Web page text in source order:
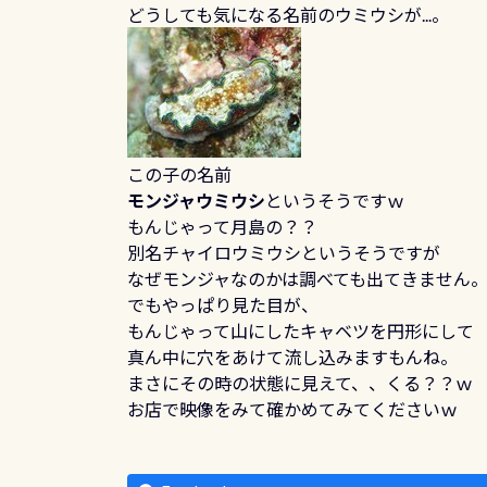
どうしても気になる名前のウミウシが...。
この子の名前
モンジャウミウシ というそうですｗ
もんじゃって月島の？？
別名チャイロウミウシというそうですが
なぜモンジャなのかは調べても出てきません
でもやっぱり見た目が、
もんじゃって山にしたキャベツを円形にして
真ん中に穴をあけて流し込みますもんね。
まさにその時の状態に見えて、、くる？？ｗ
お店で映像をみて確かめてみてくださいｗ